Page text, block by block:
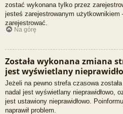
zostać wykonana tylko przez
jesteś zarejestrowanym
zarejestrować.
Na górę
Została wykonana zmiana
jest wyświetlany
Jeżeli na pewno strefa czasowa
nadal jest wyświetlany nieprawidłowo,
jest ustawiony nieprawidłowo.
naprawił problem.